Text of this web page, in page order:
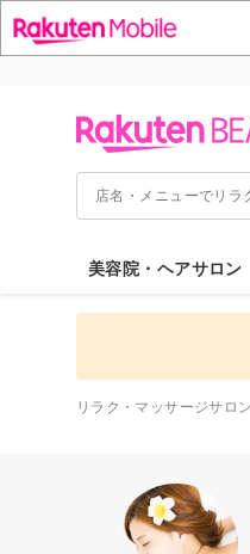
美容院・ヘアサロン
リラク・マッサージサロン